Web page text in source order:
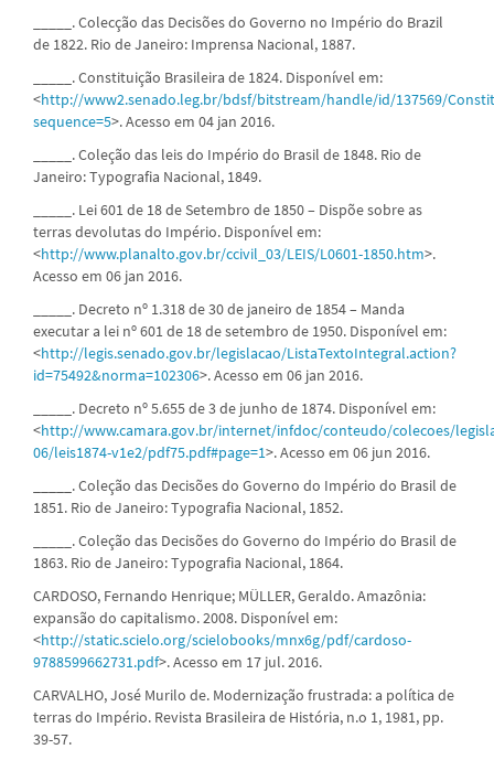
_____. Colecção das Decisões do Governo no Império do Brazil
de 1822. Rio de Janeiro: Imprensa Nacional, 1887.
_____. Constituição Brasileira de 1824. Disponível em:
<http://www2.senado.leg.br/bdsf/bitstream/handle/id/137569/
sequence=5>. Acesso em 04 jan 2016.
_____. Coleção das leis do Império do Brasil de 1848. Rio de
Janeiro: Typografia Nacional, 1849.
_____. Lei 601 de 18 de Setembro de 1850 – Dispõe sobre as
terras devolutas do Império. Disponível em:
<http://www.planalto.gov.br/ccivil_03/LEIS/L0601-1850.htm>.
Acesso em 06 jan 2016.
_____. Decreto nº 1.318 de 30 de janeiro de 1854 – Manda
executar a lei nº 601 de 18 de setembro de 1950. Disponível em:
<http://legis.senado.gov.br/legislacao/ListaTextoIntegral.action?
id=75492&norma=102306>. Acesso em 06 jan 2016.
_____. Decreto nº 5.655 de 3 de junho de 1874. Disponível em:
<http://www.camara.gov.br/internet/infdoc/conteudo/colecoes/
06/leis1874-v1e2/pdf75.pdf#page=1>. Acesso em 06 jun 2016.
_____. Coleção das Decisões do Governo do Império do Brasil de
1851. Rio de Janeiro: Typografia Nacional, 1852.
_____. Coleção das Decisões do Governo do Império do Brasil de
1863. Rio de Janeiro: Typografia Nacional, 1864.
CARDOSO, Fernando Henrique; MÜLLER, Geraldo. Amazônia:
expansão do capitalismo. 2008. Disponível em:
<http://static.scielo.org/scielobooks/mnx6g/pdf/cardoso-
9788599662731.pdf>. Acesso em 17 jul. 2016.
CARVALHO, José Murilo de. Modernização frustrada: a política de
terras do Império. Revista Brasileira de História, n.o 1, 1981, pp.
39-57.